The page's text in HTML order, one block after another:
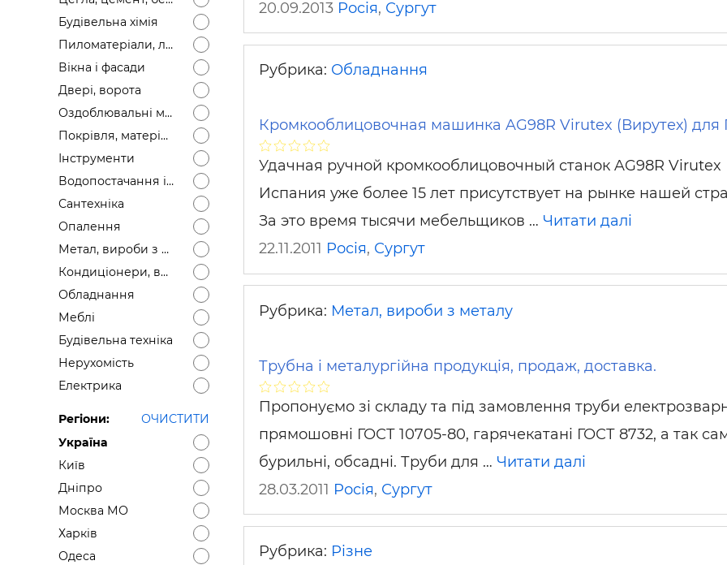
Будівельні і ремонтні послуги
Резюме
Будівельна хімія
Пиломатеріали, лісоматеріали
Вікна і фасади
Двері, ворота
Оздоблювальні матеріали
Покрівля, матеріали
Інструменти
Водопостачання і каналізація
Сантехніка
Опалення
Метал, вироби з металу
Кондиціонери, вентиляція
Обладнання
Меблі
Будівельна техніка
Нерухомість
Електрика
Регіони:
ОЧИСТИТИ
Україна
Київ
Дніпро
Москва МО
Харків
Одеса
20.09.2013 Росія, Сургут
Рубрика: Обладнання
Кромкооблицовочная машинка AG98R Virutex (Вирутех) для
Удачная ручной кромкооблицовочный станок AG98R Virutex
Испания уже более 15 лет присутствует на рынке нашей
За это время тысячи мебельщиков … Читати далі
22.11.2011 Росія, Сургут
Рубрика: Метал, вироби з металу
Трубна і металургійна продукція, продаж, доставка.
Пропонуємо зі складу та під замовлення труби
прямошовні ГОСТ 10705-80, гарячекатані ГОСТ 8732, а так
бурильні, обсадні. Труби для … Читати далі
28.03.2011 Росія, Сургут
Рубрика: Різне